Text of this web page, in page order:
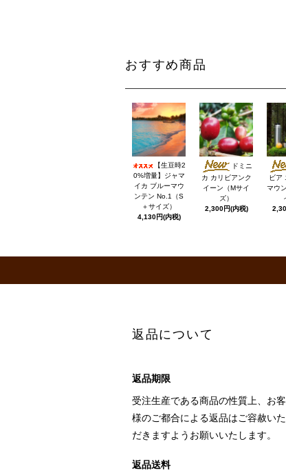
おすすめ商品
【生豆時2
0%増量】ジャマ
イカ ブルーマウ
ンテン No.1（S
＋サイズ）
4,130円(内税)
ドミニ
カ カリビアンク
イーン（Mサイ
ズ）
2,300円(内税)
ビア
マウ
返品について
返品期限
受注生産である商品の性質上、お客
様のご都合による返品はご容赦いた
だきますようお願いいたします。
返品送料